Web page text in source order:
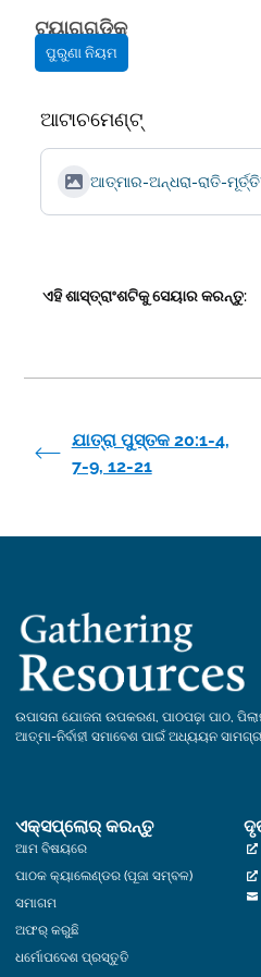
ଟ୍ୟାଗ୍‌ଗୁଡିକ
ପୁରୁଣା ନିୟମ
ଆଟାଚମେଣ୍ଟ୍
ଆତ୍ମାର-ଅନ୍ଧରା-ରାତି-ମୂର୍ତ୍ତି
ଏହି ଶାସ୍ତ୍ରାଂଶଟିକୁ ସେୟାର କରନ୍ତୁ:
ଯାତ୍ରା ପୁସ୍ତକ 20:1-4,
7-9, 12-21
ଉପାସନା ଯୋଜନା ଉପକରଣ, ପାଠପଢ଼ା ପାଠ,
ଆତ୍ମା-ନିର୍ବାହୀ ସମାବେଶ ପାଇଁ ଅଧ୍ୟୟନ
ଏକ୍ସପ୍ଲୋର୍‍ କରନ୍ତୁ
ଆମ ବିଷୟରେ
ପାଠକ କ୍ୟାଲେଣ୍ଡର (ପୂଜା ସମ୍ବଳ)
ସମାଗମ
ଅଫର୍ କରୁଛି
ଧର୍ମୋପଦେଶ ପ୍ରସ୍ତୁତି